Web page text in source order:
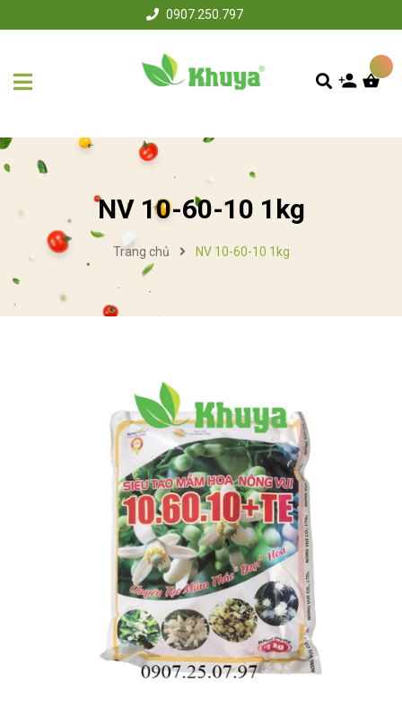
0907.250.797
NV 10-60-10 1kg
Trang chủ NV 10-60-10 1kg